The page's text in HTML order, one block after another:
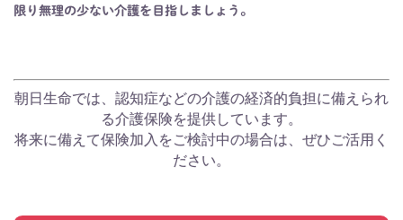
限り無理の少ない介護を目指しましょう。
朝日生命では、認知症などの介護の経済的負担に備えられ
る介護保険を提供しています。
将来に備えて保険加入をご検討中の場合は、ぜひご活用く
ださい。